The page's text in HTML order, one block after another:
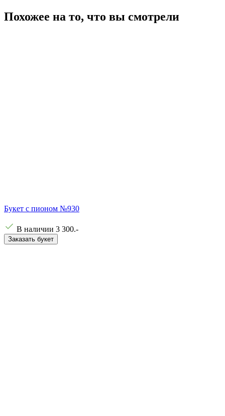
Похожее на то, что вы смотрели
Букет с пионом №930
В наличии 3 300.-
Заказать букет